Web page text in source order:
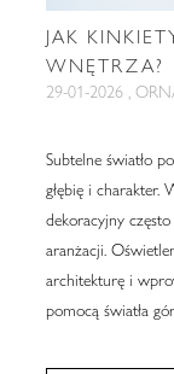
JAK
WNĘTRZA?
29-01-2026 ,
Subtelne światło
głębię i
dekoracyjny
aranżacji.
architekturę i
pomocą światła